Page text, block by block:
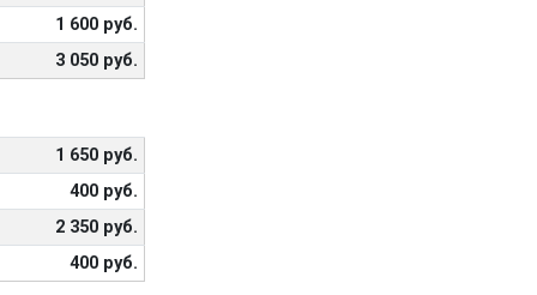
1 600 руб.
3 050 руб.
1 650 руб.
400 руб.
2 350 руб.
400 руб.